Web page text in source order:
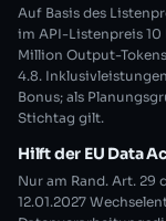
Auf Basis des
im API-Listenpreis
Million Output-
4.8.
Bonus; als
Stichtag gilt.
Hilft der EU Data
Nur am Rand. Art. 29
12.01.2027